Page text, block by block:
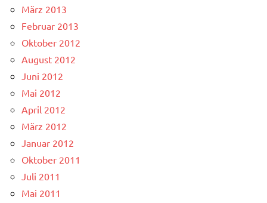
März 2013
Februar 2013
Oktober 2012
August 2012
Juni 2012
Mai 2012
April 2012
März 2012
Januar 2012
Oktober 2011
Juli 2011
Mai 2011